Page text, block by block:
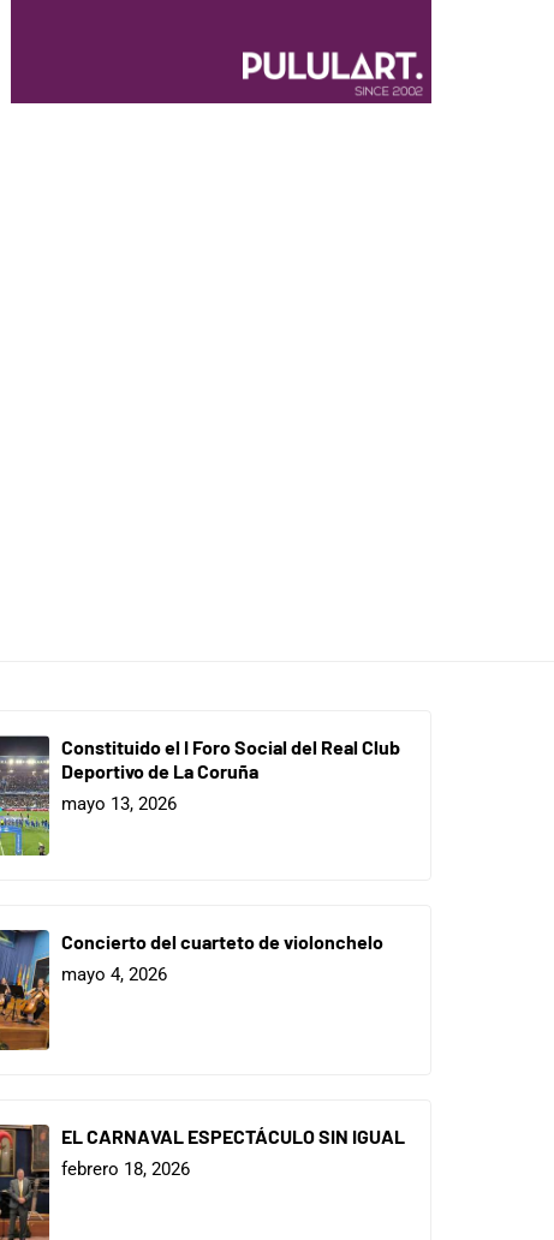
Constituido el I Foro Social del Real Club
Deportivo de La Coruña
mayo 13, 2026
Concierto del cuarteto de violonchelo
mayo 4, 2026
EL CARNAVAL ESPECTÁCULO SIN IGUAL
febrero 18, 2026